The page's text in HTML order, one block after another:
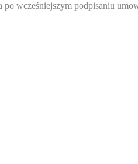
po wcześniejszym podpisaniu